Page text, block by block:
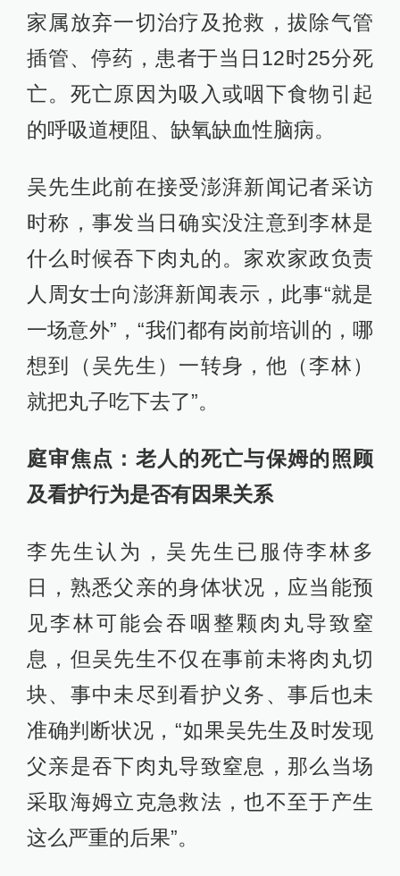
家属放弃一切治疗及抢救，拔除气管
插管、停药，患者于当日12时25分死
亡。死亡原因为吸入或咽下食物引起
的呼吸道梗阻、缺氧缺血性脑病。
吴先生此前在接受澎湃新闻记者采访
时称，事发当日确实没注意到李林是
什么时候吞下肉丸的。家欢家政负责
人周女士向澎湃新闻表示，此事“就是
一场意外”，“我们都有岗前培训的，哪
想到（吴先生）一转身，他（李林）
就把丸子吃下去了”。
庭审焦点：老人的死亡与保姆的照顾
及看护行为是否有因果关系
李先生认为，吴先生已服侍李林多
日，熟悉父亲的身体状况，应当能预
见李林可能会吞咽整颗肉丸导致窒
息，但吴先生不仅在事前未将肉丸切
块、事中未尽到看护义务、事后也未
准确判断状况，“如果吴先生及时发现
父亲是吞下肉丸导致窒息，那么当场
采取海姆立克急救法，也不至于产生
这么严重的后果”。